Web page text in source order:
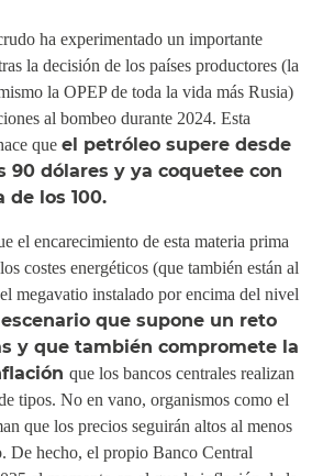
ha experimentado un importante
la decisión de los países productores (la
la OPEP de toda la vida más Rusia)
al bombeo durante 2024. Esta
que el petróleo supere desde
90 dólares y ya coquetee con
de los 100.
el encarecimiento de esta materia prima
costes energéticos (que también están al
megavatio instalado por encima del nivel
que supone un reto
y que también compromete la
que los bancos centrales realizan
tipos. No en vano, organismos como el
que los precios seguirán altos al menos
De hecho, el propio Banco Central